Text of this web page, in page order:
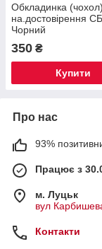
Обкладинка (чохол)
на.достовірення
Чорний
350 ₴
Купити
Про нас
93%
Працює з
м. Луцьк
вул
Контакти